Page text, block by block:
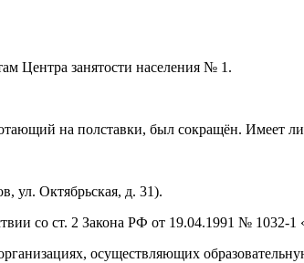
Центра занятости населения № 1.
на полставки, был сокращён. Имеет ли
Октябрьская, д. 31).
со ст. 2 Закона РФ от 19.04.1991 № 1032-1
осуществляющих